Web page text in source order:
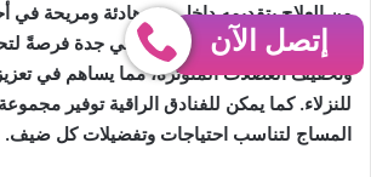
من العلاج بتقديمه داخل بيئة هادئة ومريحة في
بجدة. يُعتبر جلسة المساج فندقي جدة فرصةً
وتخفيف العضلات المتوترة، مما يساهم في
للنزلاء. كما يمكن للفنادق الراقية توفير
المساج لتناسب احتياجات وتفضيلات كل ضيف.
إتصل الآن